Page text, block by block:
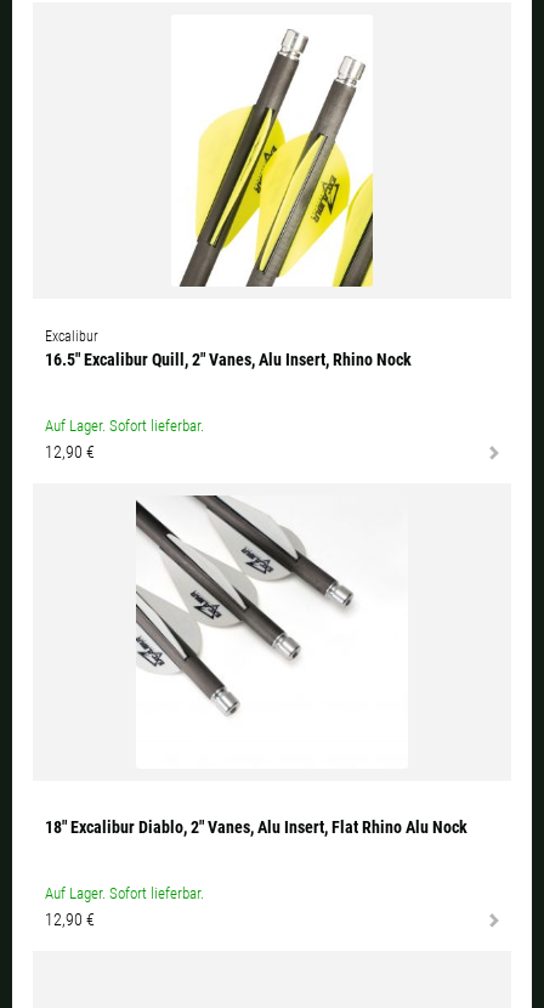
Excalibur
16.5" Excalibur Quill, 2" Vanes, Alu Insert, Rhino Nock
Auf Lager. Sofort lieferbar.
12,90 €
18" Excalibur Diablo, 2" Vanes, Alu Insert, Flat Rhino Alu Nock
Auf Lager. Sofort lieferbar.
12,90 €